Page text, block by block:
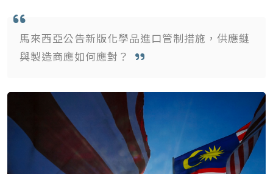
馬來西亞公告新版化學品進口管制措施，供應鏈
與製造商應如何應對？